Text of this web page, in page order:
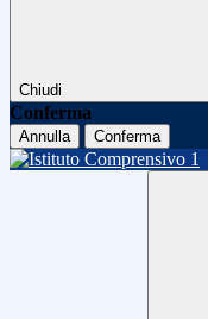
Chiudi
Conferma
Annulla Conferma